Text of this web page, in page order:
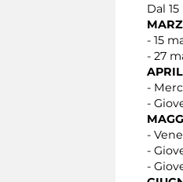
Dal
- 15
- 27
-
-
-
-
-